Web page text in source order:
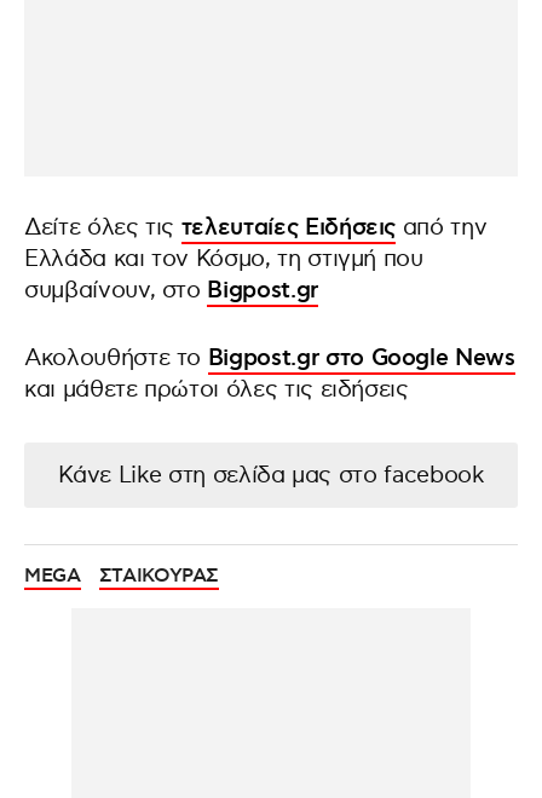
Δείτε όλες τις τελευταίες Ειδήσεις από την
Ελλάδα και τον Κόσμο, τη στιγμή που
συμβαίνουν, στο Bigpost.gr
Ακολουθήστε το Bigpost.gr στο Google News
και μάθετε πρώτοι όλες τις ειδήσεις
Κάνε Like στη σελίδα μας στο facebook
MEGA ΣΤΑΙΚΟΥΡΑΣ